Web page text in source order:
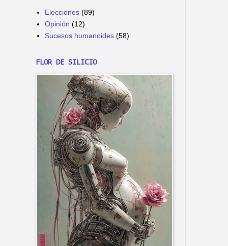
Elecciones (89)
Opinión (12)
Sucesos humanoides (58)
FLOR DE SILICIO